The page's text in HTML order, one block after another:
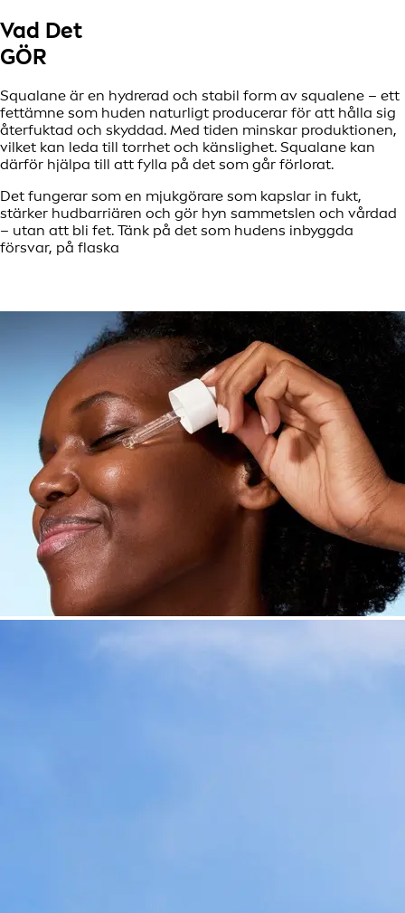
Vad Det
GÖR
Squalane är en hydrerad och stabil form av squalene – ett
fettämne som huden naturligt producerar för att hålla sig
återfuktad och skyddad. Med tiden minskar produktionen,
vilket kan leda till torrhet och känslighet. Squalane kan
därför hjälpa till att fylla på det som går förlorat.
Det fungerar som en mjukgörare som kapslar in fukt,
stärker hudbarriären och gör hyn sammetslen och vårdad
– utan att bli fet. Tänk på det som hudens inbyggda
försvar, på flaska